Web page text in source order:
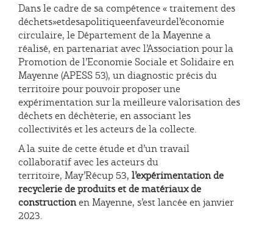
Dans le cadre de sa compétence « traitement des
déchets»etdesapolitiqueenfaveurdel’économie
circulaire, le Département de la Mayenne a
réalisé, en partenariat avec l’Association pour la
Promotion de l’Economie Sociale et Solidaire en
Mayenne (APESS 53), un diagnostic précis du
territoire pour pouvoir proposer une
expérimentation sur la meilleure valorisation des
déchets en déchèterie, en associant les
collectivités et les acteurs de la collecte.
A la suite de cette étude et d’un travail
collaboratif avec les acteurs du
territoire, May’Récup 53, l’expérimentation de
recyclerie de produits et de matériaux de
constructionen Mayenne, s’est lancée en janvier
2023.